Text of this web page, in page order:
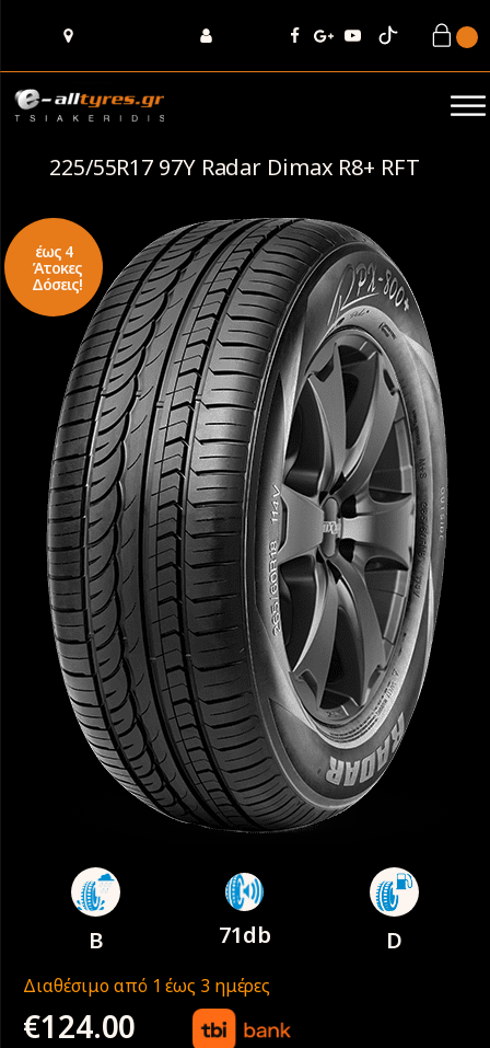
225/55R17 97Y Radar Dimax R8+ RFT
έως 4
Άτοκες
Δόσεις!
B 71db D
Διαθέσιμο από 1 έως 3 ημέρες
€124.00